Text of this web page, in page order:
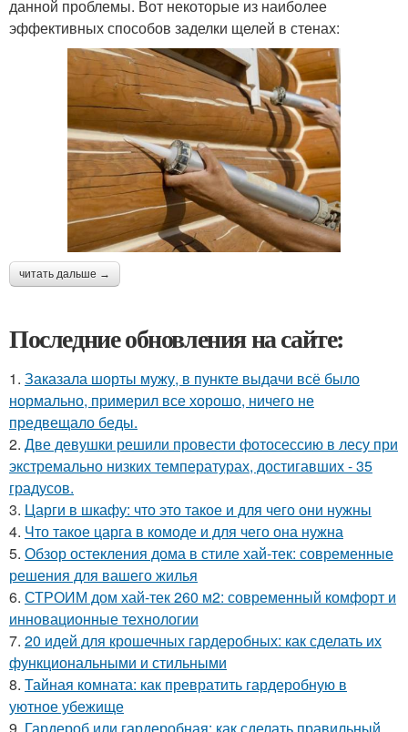
данной проблемы. Вот некоторые из наиболее
эффективных способов заделки щелей в стенах:
читать дальше →
Последние обновления на сайте:
1. Заказала шорты мужу, в пункте выдачи всё было
нормально, примерил все хорошо, ничего не
предвещало беды.
2. Две девушки решили провести фотосессию в лесу при
экстремально низких температурах, достигавших - 35
градусов.
3. Царги в шкафу: что это такое и для чего они нужны
4. Что такое царга в комоде и для чего она нужна
5. Обзор остекления дома в стиле хай-тек: современные
решения для вашего жилья
6. СТРОИМ дом хай-тек 260 м2: современный комфорт и
инновационные технологии
7. 20 идей для крошечных гардеробных: как сделать их
функциональными и стильными
8. Тайная комната: как превратить гардеробную в
уютное убежище